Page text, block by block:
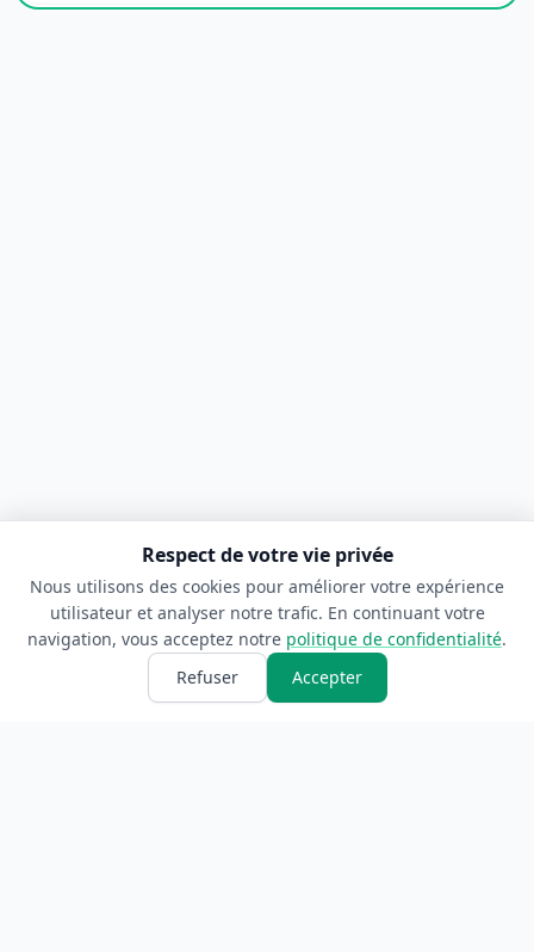
Respect de votre vie privée
Nous utilisons des cookies pour améliorer votre expérience
utilisateur et analyser notre trafic. En continuant votre
navigation, vous acceptez notre politique de confidentialité.
Refuser
Accepter